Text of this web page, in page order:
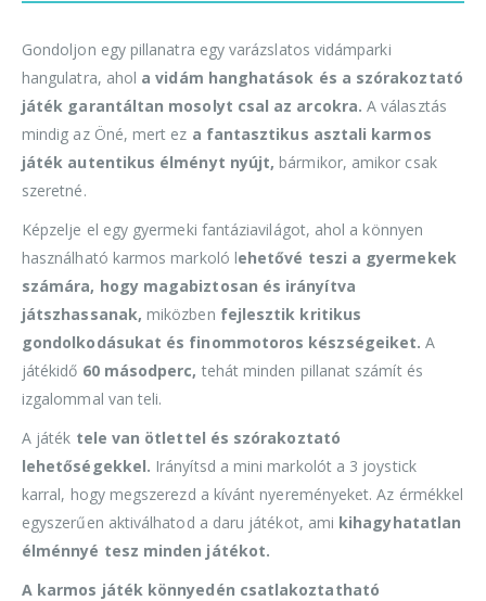
Gondoljon egy pillanatra egy varázslatos vidámparki
hangulatra, ahol a vidám hanghatások és a szórakoztató
játék garantáltan mosolyt csal az arcokra. A választás
mindig az Öné, mert ez a fantasztikus asztali karmos
játék autentikus élményt nyújt, bármikor, amikor csak
szeretné.
Képzelje el egy gyermeki fantáziavilágot, ahol a könnyen
használható karmos markoló lehetővé teszi a gyermekek
számára, hogy magabiztosan és irányítva
játszhassanak, miközben fejlesztik kritikus
gondolkodásukat és finommotoros készségeiket. A
játékidő 60 másodperc, tehát minden pillanat számít és
izgalommal van teli.
A játék tele van ötlettel és szórakoztató
lehetőségekkel. Irányítsd a mini markolót a 3 joystick
karral, hogy megszerezd a kívánt nyereményeket. Az érmékkel
egyszerűen aktiválhatod a daru játékot, ami kihagyhatatlan
élménnyé tesz minden játékot.
A karmos játék könnyedén csatlakoztatható